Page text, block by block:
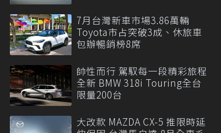
7月台灣新車市場3.86萬輛
Toyota市占突破3成、休旅車
包辦暢銷榜8席
帥性而行 駕馭每一段精彩旅程
全新 BMW 318i Touring全台
限量200台
大改款 MAZDA CX-5 推限時延